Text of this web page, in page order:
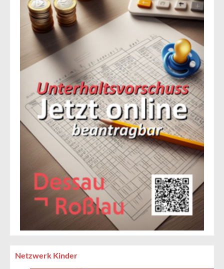
Netzwerk Kinder